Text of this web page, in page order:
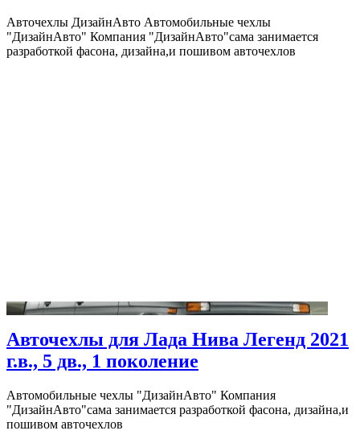
Авточехлы ДизайнАвто Автомобильные чехлы
"ДизайнАвто" Компания "ДизайнАвто"сама занимается
разработкой фасона, дизайна,и пошивом авточехлов
Авточехлы для Лада Нива Легенд 2021
г.в., 5 дв., 1 поколение
Автомобильные чехлы "ДизайнАвто" Компания
"ДизайнАвто"сама занимается разработкой фасона, дизайна,и
пошивом авточехлов